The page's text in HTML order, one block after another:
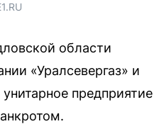
области
«Уралсевергаз» и
предприятие